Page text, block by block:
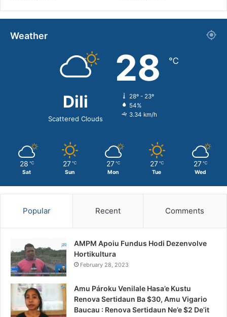
Weather
Dili
Scattered Clouds
28 ℃
28º - 23º
54%
3.34 km/h
28 ℃
Sat
27 ℃
Sun
27 ℃
Mon
27 ℃
Tue
27 ℃
Wed
Popular Recent Comments
AMPM Apoiu Fundus Hodi Dezenvolve
Hortikultura
February 28, 2023
Amu Pároku Venilale Hasa’e Kustu
Renova Sertidaun Ba $30, Amu Vigario
Baucau : Renova Sertidaun Ne’e $2 De’it